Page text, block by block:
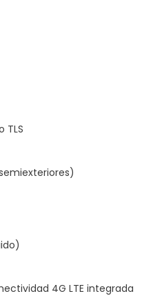
TLS
4G LTE integrada